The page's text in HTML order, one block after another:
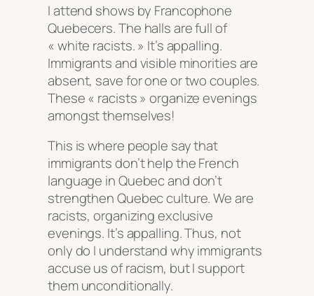
I attend shows by Francophone
Quebecers. The halls are full of
« white racists. » It’s appalling.
Immigrants and visible minorities are
absent, save for one or two couples.
These « racists » organize evenings
amongst themselves!
This is where people say that
immigrants don’t help the French
language in Quebec and don’t
strengthen Quebec culture. We are
racists, organizing exclusive
evenings. It’s appalling. Thus, not
only do I understand why immigrants
accuse us of racism, but I support
them unconditionally.